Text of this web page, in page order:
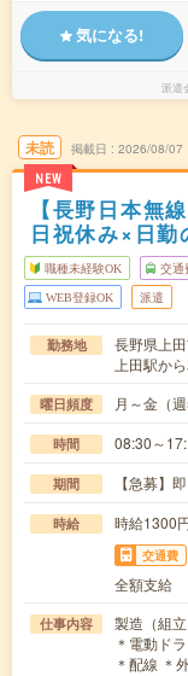
気になる!
派遣
未読
NEW
掲載日 2026/08/07
【長野日本無
日祝休み×日勤
職種未経験OK 交通
WEB登録OK 派遣
勤務地
長野県上
上田駅か
曜日頻度 月～金（週
時間 08:30～
期間 【急募】
時給 時給1300
交通費
全額支給
仕事内容
製造（組立
＊電動ド
＊配線 ＊